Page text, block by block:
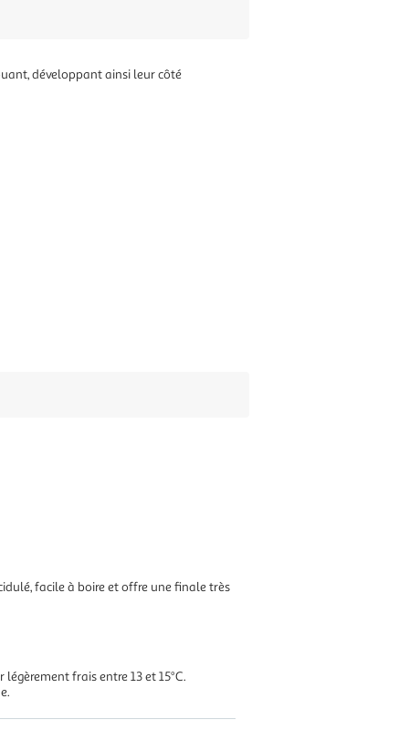
développant ainsi leur côté
facile à boire et offre une finale très
frais entre 13 et 15°C.